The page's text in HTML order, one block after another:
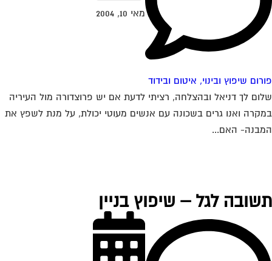
שיפוץ ובינוי, איטום ובידוד
מאי 10, 2004
לך דניאל ובהצלחה, רציתי לדעת אם יש פרוצדורה מול העיריה
ואנו גרים בשכונה עם אנשים מעוטי יכולת, על מנת לשפץ את
האם...
לגל – שיפוץ בניין